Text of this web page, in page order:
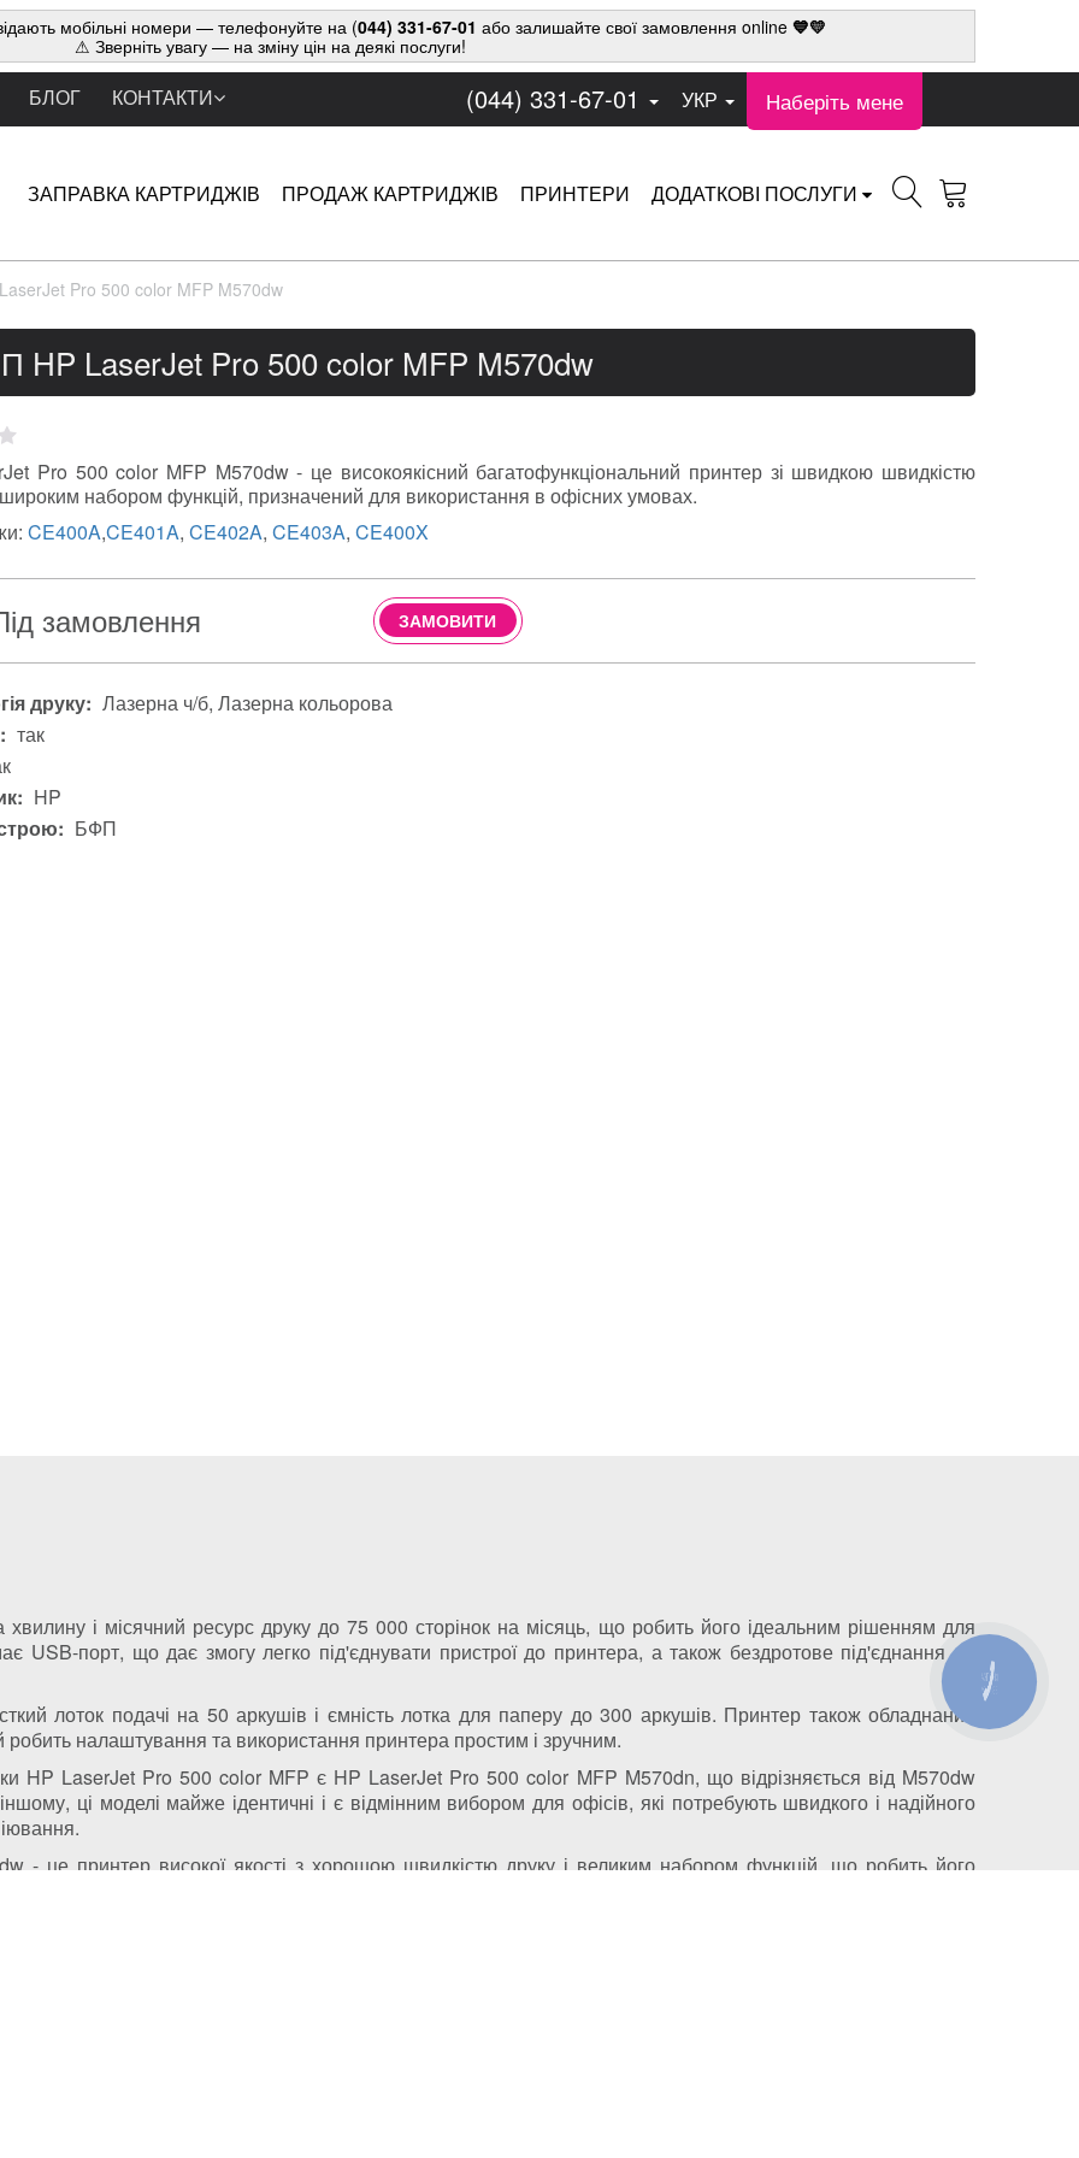
мобільні номери — телефонуйте на (044) 331-67-01 або залишайте свої замовлення online💙💛
⚠ Зверніть увагу — на зміну цін на деякі послуги!
БЛОГ КОНТАКТИ (044) 331-67-01 УКР Наберіть мене
ЗАПРАВКА КАРТРИДЖІВ ПРОДАЖ КАРТРИДЖІВ ПРИНТЕРИ ДОДАТКОВІ ПОСЛУГИ
Pro 500 color MFP M570dw
HP LaserJet Pro 500 color MFP M570dw
Pro 500 color MFP M570dw - це високоякісний багатофункціональний принтер зі швидкою швидкістю
набором функцій, призначений для використання в офісних умовах.
CE400A,CE401A, CE402A, CE403A, CE400X
замовлення ЗАМОВИТИ
друку: Лазерна ч/б Лазерна кольорова
так
HP
БФП
і місячний ресурс друку до 75 000 сторінок на місяць, що робить його ідеальним рішенням для
USB-порт, що дає змогу легко під'єднувати пристрої до принтера, а також бездротове під'єднання до
лоток подачі на 50 аркушів і ємність лотка для паперу до 300 аркушів. Принтер також обладнаний
налаштування та використання принтера простим і зручним.
HP LaserJet Pro 500 color MFP є HP LaserJet Pro 500 color MFP M570dn, що відрізняється від M570dw
ці моделі майже ідентичні і є відмінним вибором для офісів, які потребують швидкого і надійного
- це принтер високої якості з хорошою швидкістю друку і великим набором функцій, що робить його
КНОПКА
ЗВ'ЯЗКУ